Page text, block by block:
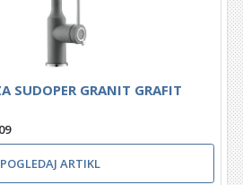
SUDOPER GRANIT GRAFIT
POGLEDAJ ARTIKL